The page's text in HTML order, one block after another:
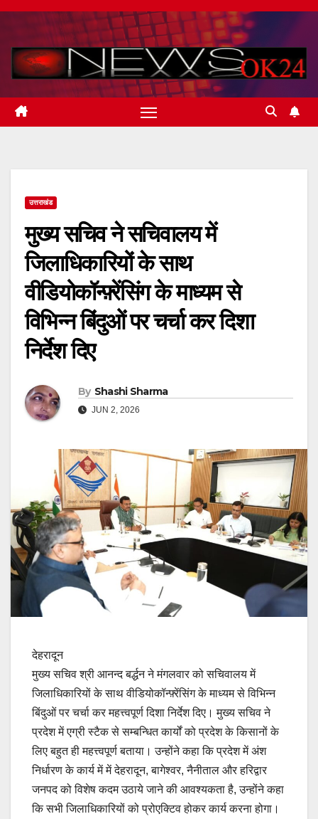
Skip
content
उत्तराखंड
मुख्य सचिव ने सचिवालय में
जिलाधिकारियों के साथ
वीडियोकॉन्फ़्रेंसिंग के माध्यम से
विभिन्न बिंदुओं पर चर्चा कर दिशा
निर्देश दिए
By Shashi Sharma
JUN 2, 2026
देहरादून
मुख्य सचिव श्री आनन्द बर्द्धन ने मंगलवार को सचिवालय में
जिलाधिकारियों के साथ वीडियोकॉन्फ़्रेंसिंग के माध्यम से विभिन्न
बिंदुओं पर चर्चा कर महत्त्वपूर्ण दिशा निर्देश दिए। मुख्य सचिव ने
प्रदेश में एग्री स्टैक से सम्बन्धित कार्यों को प्रदेश के किसानों के
लिए बहुत ही महत्त्वपूर्ण बताया। उन्होंने कहा कि प्रदेश में अंश
निर्धारण के कार्य में में देहरादून, बागेश्वर, नैनीताल और हरिद्वार
जनपद को विशेष कदम उठाये जाने की आवश्यकता है, उन्होंने कहा
कि सभी जिलाधिकारियों को प्रोएक्टिव होकर कार्य करना होगा।